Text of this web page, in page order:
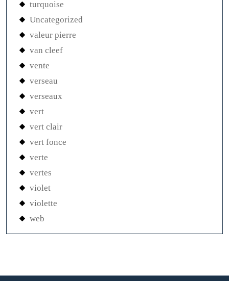
turquoise
Uncategorized
valeur pierre
van cleef
vente
verseau
verseaux
vert
vert clair
vert fonce
verte
vertes
violet
violette
web